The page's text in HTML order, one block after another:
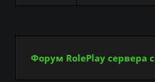
Форум RolePlay сервера